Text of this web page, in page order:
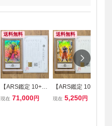
送料無料
【ARS鑑定 10+】
孫悟空 GDR ★ S
現在 71,000円
送料無料
【ARS鑑定 10】
孫悟空 EXR EX5-
現在 5,250円